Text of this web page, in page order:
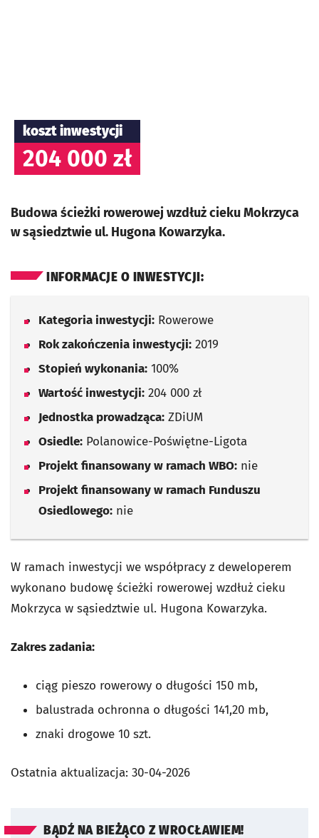
koszt inwestycji
204 000 zł
Budowa ścieżki rowerowej wzdłuż cieku Mokrzyca
w sąsiedztwie ul. Hugona Kowarzyka.
INFORMACJE O INWESTYCJI:
Kategoria inwestycji: Rowerowe
Rok zakończenia inwestycji: 2019
Stopień wykonania: 100%
Wartość inwestycji: 204 000 zł
Jednostka prowadząca: ZDiUM
Osiedle: Polanowice-Poświętne-Ligota
Projekt finansowany w ramach WBO: nie
Projekt finansowany w ramach Funduszu
Osiedlowego: nie
W ramach inwestycji we współpracy z deweloperem
wykonano budowę ścieżki rowerowej wzdłuż cieku
Mokrzyca w sąsiedztwie ul. Hugona Kowarzyka.
Zakres zadania:
ciąg pieszo rowerowy o długości 150 mb,
balustrada ochronna o długości 141,20 mb,
znaki drogowe 10 szt.
Ostatnia aktualizacja: 30-04-2026
BĄDŹ NA BIEŻĄCO Z WROCŁAWIEM!